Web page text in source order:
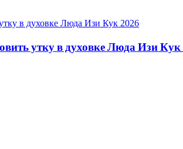
утку в духовке Люда Изи